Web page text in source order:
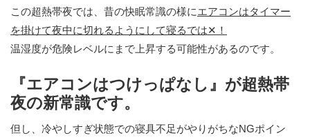
この超熱帯夜では、昔の快眠常識の様にエアコンはタイマー
を掛けて夜中に切れるようにして寝るでは✕！
温湿度が危険レベルにまで上昇する可能性があるのです。
『エアコンはつけっぱなし』が超熱帯
夜の新常識です。
但し、冷やしすぎ状態での寝具不足がやりがちなNGポイン